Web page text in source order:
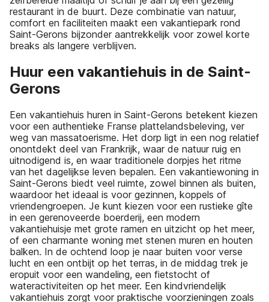
restaurant in de buurt. Deze combinatie van natuur,
comfort en faciliteiten maakt een vakantiepark rond
Saint-Gerons bijzonder aantrekkelijk voor zowel korte
breaks als langere verblijven.
Huur een vakantiehuis in de Saint-
Gerons
Een vakantiehuis huren in Saint-Gerons betekent kiezen
voor een authentieke Franse plattelandsbeleving, ver
weg van massatoerisme. Het dorp ligt in een nog relatief
onontdekt deel van Frankrijk, waar de natuur ruig en
uitnodigend is, en waar traditionele dorpjes het ritme
van het dagelijkse leven bepalen. Een vakantiewoning in
Saint-Gerons biedt veel ruimte, zowel binnen als buiten,
waardoor het ideaal is voor gezinnen, koppels of
vriendengroepen. Je kunt kiezen voor een rustieke gîte
in een gerenoveerde boerderij, een modern
vakantiehuisje met grote ramen en uitzicht op het meer,
of een charmante woning met stenen muren en houten
balken. In de ochtend loop je naar buiten voor verse
lucht en een ontbijt op het terras, in de middag trek je
eropuit voor een wandeling, een fietstocht of
wateractiviteiten op het meer. Een kindvriendelijk
vakantiehuis zorgt voor praktische voorzieningen zoals